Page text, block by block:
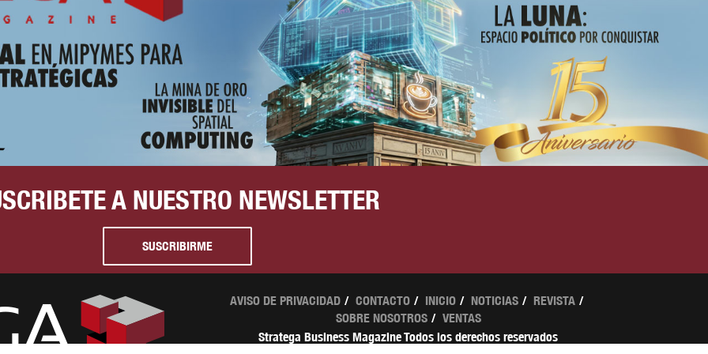
A NUESTRO NEWSLETTER
SUSCRIBIRME
AVISO DE PRIVACIDAD CONTACTO INICIO NOTICIAS
REVISTA
SOBRE NOSOTROS
VENTAS
Stratega Business Magazine Todos los derechos reservados